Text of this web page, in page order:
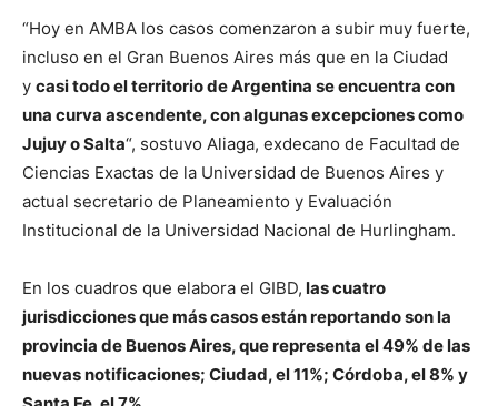
“Hoy en AMBA los casos comenzaron a subir muy fuerte,
incluso en el Gran Buenos Aires más que en la Ciudad
y casi todo el territorio de Argentina se encuentra con
una curva ascendente, con algunas excepciones como
Jujuy o Salta“, sostuvo Aliaga, exdecano de Facultad de
Ciencias Exactas de la Universidad de Buenos Aires y
actual secretario de Planeamiento y Evaluación
Institucional de la Universidad Nacional de Hurlingham.
En los cuadros que elabora el GIBD, las cuatro
jurisdicciones que más casos están reportando son la
provincia de Buenos Aires, que representa el 49% de las
nuevas notificaciones; Ciudad, el 11%; Córdoba, el 8% y